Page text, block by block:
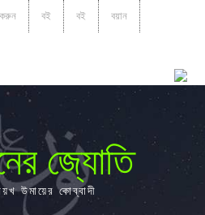
বই বই বয়ান
জ্যোতি
উমায়ের কোব্বাদী